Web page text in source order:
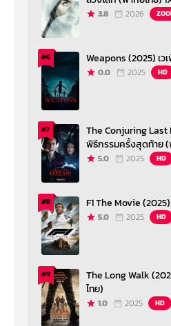
3.8 2026
#6 Weapons (2025) เว
0.0 2025 HD
#7
The Conjuring
พิธีกรรมครั้งสุดท้าย (
5.0 2025 HD
#8 F1 The Movie
5.0 2025 HD
#9
The Long Walk
ไทย)
1.0 2025 HD